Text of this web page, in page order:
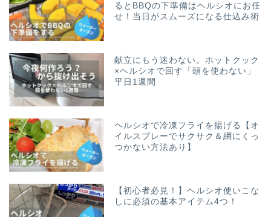
るとBBQの下準備はヘルシオにお任
せ！当日がスムーズになる仕込み術
献立にもう迷わない。ホットクック
×ヘルシオで回す「頭を使わない」
平日1週間
ヘルシオで冷凍フライを揚げる【オ
イルスプレーでサクサク＆網にくっ
つかない方法あり】
【初心者必見！】ヘルシオ使いこな
しに必須の基本アイテム4つ！